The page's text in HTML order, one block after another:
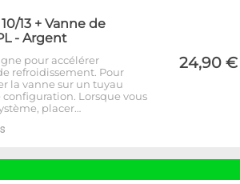
13 + Vanne de
- Argent
pour accélérer
refroidissement. Pour
la vanne sur un tuyau
configuration. Lorsque vous
placer…
24,90 €